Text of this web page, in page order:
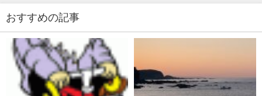
おすすめの記事